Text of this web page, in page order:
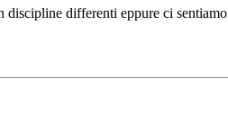
differenti eppure ci